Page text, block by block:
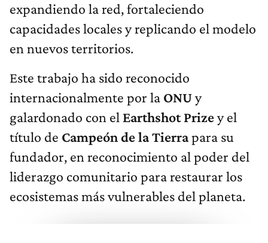
expandiendo la red, fortaleciendo
capacidades locales y replicando el modelo
en nuevos territorios.
Este trabajo ha sido reconocido
internacionalmente por la ONUy
galardonado con el Earthshot Prizey el
título de Campeón de la Tierrapara su
fundador, en reconocimiento al poder del
liderazgo comunitario para restaurar los
ecosistemas más vulnerables del planeta.